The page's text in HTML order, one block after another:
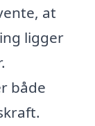
at
ligger
både